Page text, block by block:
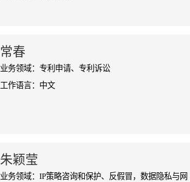
常春
业务领域：专利申请、专利诉讼
工作语言：中文
朱颖莹
业务领域：IP策略咨询和保护、反假冒，数据隐私与网